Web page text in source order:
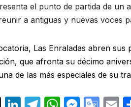
el punto de partida de un
a antiguas y nuevas voces
Las Enraladas abren
que afronta su décimo
de las más especiales de su